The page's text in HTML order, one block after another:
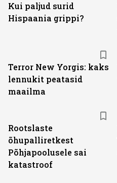
Kui paljud surid
Hispaania grippi?
Terror New Yorgis: kaks
lennukit peatasid
maailma
Rootslaste
õhupalliretkest
Põhjapoolusele sai
katastroof